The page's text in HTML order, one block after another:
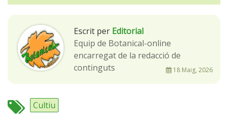
Escrit per Editorial
Equip de Botanical-online
encarregat de la redacció de
continguts
18 Maig, 2026
Cultiu